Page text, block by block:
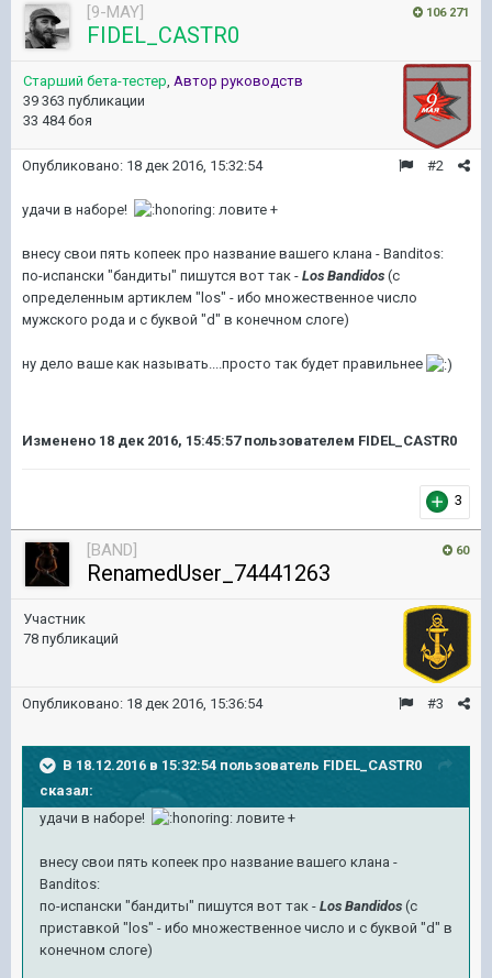
106 271
[9-MAY]
FIDEL_CASTR0
Старший бета-тестер Автор руководств
39 363 публикации
33 484 боя
#2
Опубликовано: 18 дек 2016, 15:32:54
удачи в наборе! ловите +
внесу свои пять копеек про название вашего клана - Banditos:
по-испански "бандиты" пишутся вот так - Los Bandidos (c
определенным артиклем "los" - ибо множественное число
мужского рода и с буквой "d" в конечном слоге)
ну дело ваше как называть....просто так будет правильнее
Изменено 18 дек 2016, 15:45:57пользователем FIDEL_CASTR0
3
60
[BAND]
RenamedUser_74441263
Участник
78 публикаций
#3
Опубликовано: 18 дек 2016, 15:36:54
В 18.12.2016 в 15:32:54 пользователь FIDEL_CASTR0
сказал:
удачи в наборе!
ловите +
внесу свои пять копеек про название вашего клана -
Banditos:
по-испански "бандиты" пишутся вот так - Los Bandidos (c
приставкой "los" - ибо множественное число и с буквой "d" в
конечном слоге)